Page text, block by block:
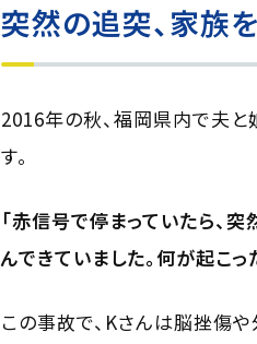
突然の追突、家族
2016年の秋、福岡県内で夫と
す。
「赤信号で停まっていたら、
んできていました。何が起こっ
この事故で、Kさんは脳挫傷